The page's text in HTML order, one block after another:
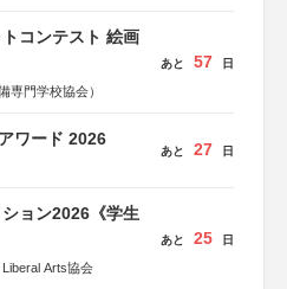
コンテスト 絵画
専門学校協会）
あと 57 日
ワード 2026
あと 27 日
ョン2026《学生
Arts協会
あと 25 日